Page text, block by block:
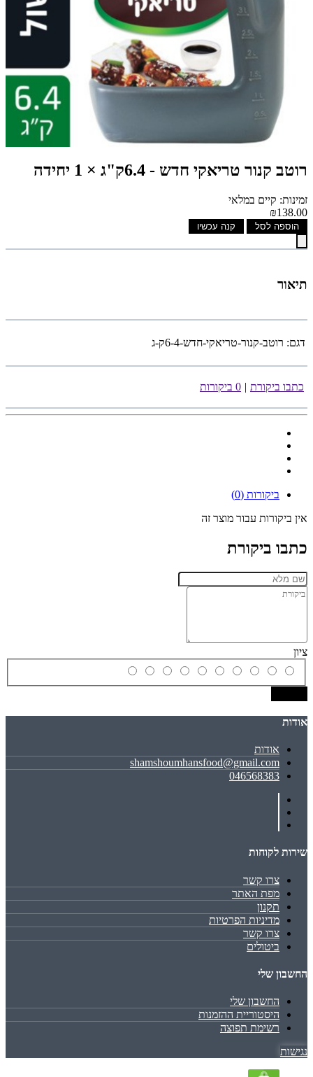
רוטב קנור טריאקי חדש - 6.4ק"ג × 1 יחידה
זמינות: קיים במלאי
₪138.00
הוספה לסל קנה עכשיו
תיאור
דגם: רוטב-קנור-טריאקי-חדש-6-4ק-ג
כתבו ביקורת | 0 ביקורות
ביקורות (0)
אין ביקורות עבור מוצר זה
כתבו ביקורת
ציון
אודות
אודות
shamshoumhansfood@gmail.com
046568383
שירות לקוחות
צרו קשר
מפת האתר
תקנון
מדיניות הפרטיות
צרו קשר
ביטולים
החשבון שלי
החשבון שלי
היסטוריית ההזמנות
רשימת תפוצה
נגישות